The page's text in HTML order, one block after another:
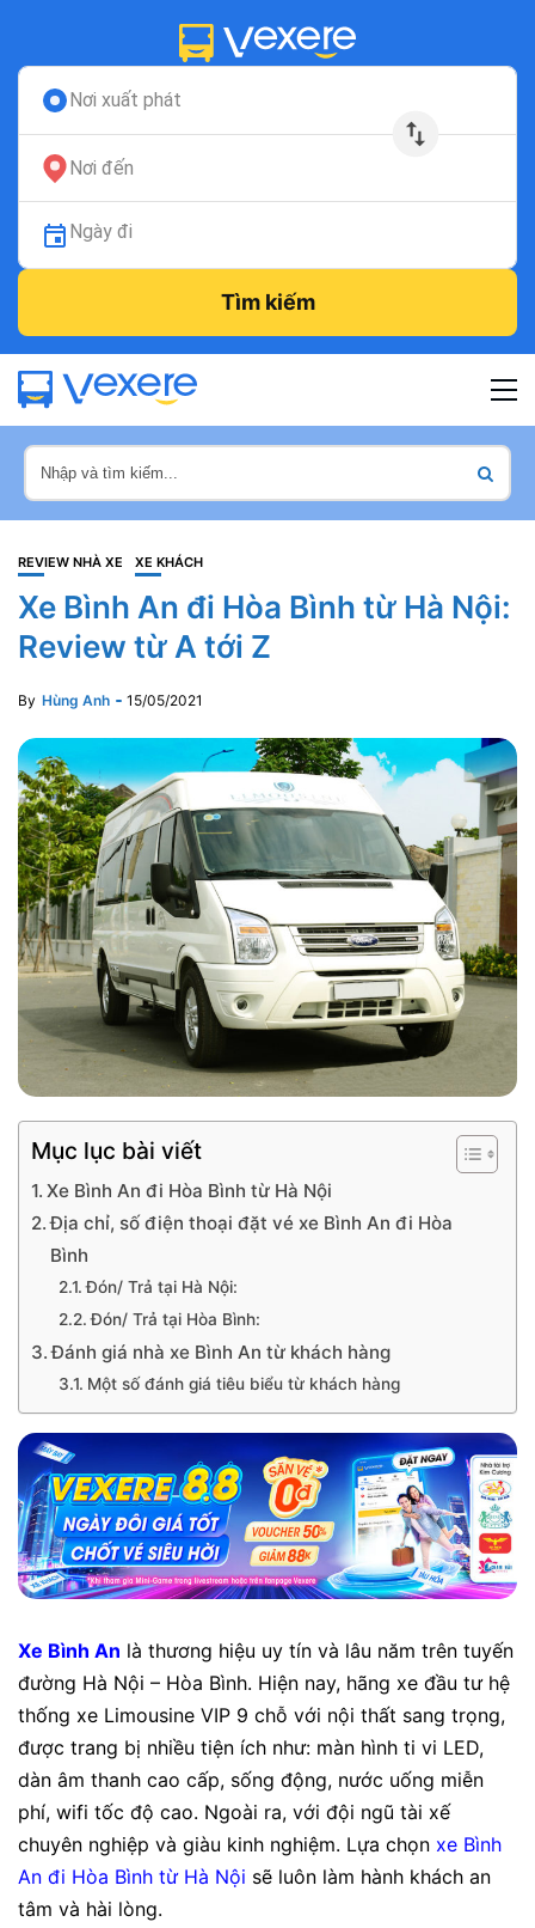
Nơi xuất phát
Nơi đến
Ngày đi
Tìm kiếm
REVIEW NHÀ XE XE KHÁCH
Xe Bình An đi Hòa Bình từ Hà Nội:
Review từ A tới Z
By Hùng Anh 15/05/2021
Mục lục bài viết
Xe Bình An đi Hòa Bình từ Hà Nội
Địa chỉ, số điện thoại đặt vé xe Bình An đi Hòa
Bình
Đón/ Trả tại Hà Nội:
Đón/ Trả tại Hòa Bình:
Đánh giá nhà xe Bình An từ khách hàng
Một số đánh giá tiêu biểu từ khách hàng
Xe Bình An là thương hiệu uy tín và lâu năm trên tuyến
đường Hà Nội – Hòa Bình. Hiện nay, hãng xe đầu tư hệ
thống xe Limousine VIP 9 chỗ với nội thất sang trọng,
được trang bị nhiều tiện ích như: màn hình ti vi LED,
dàn âm thanh cao cấp, sống động, nước uống miễn
phí, wifi tốc độ cao. Ngoài ra, với đội ngũ tài xế
chuyên nghiệp và giàu kinh nghiệm. Lựa chọn xe Bình
An đi Hòa Bình từ Hà Nội sẽ luôn làm hành khách an
tâm và hài lòng.